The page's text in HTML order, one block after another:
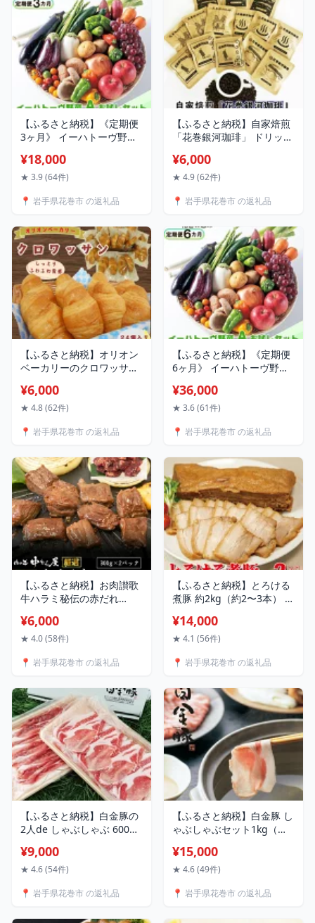
【ふるさと納税】《定期便
3ヶ月》 イーハトーヴ野菜
さと納税 野菜 定期便 お楽
しみ 旬 冷蔵
¥18,000
★ 3.9 (64件)
📍 岩手県花巻市 の返礼品
【ふるさと納税】自家焙煎
「花巻銀河珈琲」 ドリップ
ーヒー 14袋 大人気セット
ギフト 贈答 ふるさと納税
ンド ブラジル コロンビア
プタイプ 父の日
¥6,000
★ 4.9 (62件)
📍 岩手県花巻市 の返礼品
【ふるさと納税】オリオン
ベーカリーのクロワッサン
ふるさと納税 パン 常温保
管 個包装 買い置き 備蓄 常
持ち 朝食 おやつ パネトー
¥6,000
★ 4.8 (62件)
📍 岩手県花巻市 の返礼品
【ふるさと納税】《定期便
6ヶ月》 イーハトーヴ野菜
さと納税 野菜 定期便 お楽
しみ 旬 冷蔵
¥36,000
★ 3.6 (61件)
📍 岩手県花巻市 の返礼品
【ふるさと納税】お肉讃歌
牛ハラミ秘伝の赤だれ
肉の匠 中むら屋厳選＞ お
肉 新着
¥6,000
★ 4.0 (58件)
📍 岩手県花巻市 の返礼品
【ふるさと納税】とろける
煮豚 約2kg（約2〜3本） お
豚角煮 惣菜
¥14,000
★ 4.1 (56件)
📍 岩手県花巻市 の返礼品
【ふるさと納税】白金豚の
2人de しゃぶしゃぶ 600g
食べ比べ 箱 豚肉 小分け ブ
ランド肉 冷蔵配送
¥9,000
★ 4.6 (54件)
📍 岩手県花巻市 の返礼品
【ふるさと納税】白金豚 し
ゃぶしゃぶセット1kg（ロ
肉 小分け ブランド肉 冷蔵
配送 ギフト
¥15,000
★ 4.6 (49件)
📍 岩手県花巻市 の返礼品